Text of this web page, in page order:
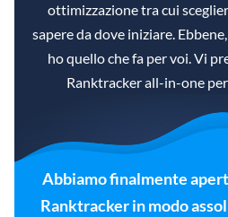
ottimizzazione tra cui
sapere da dove iniziare.
ho quello che fa per voi. Vi
Ranktracker all-in-one
Abbiamo finalmente
Ranktracker in modo